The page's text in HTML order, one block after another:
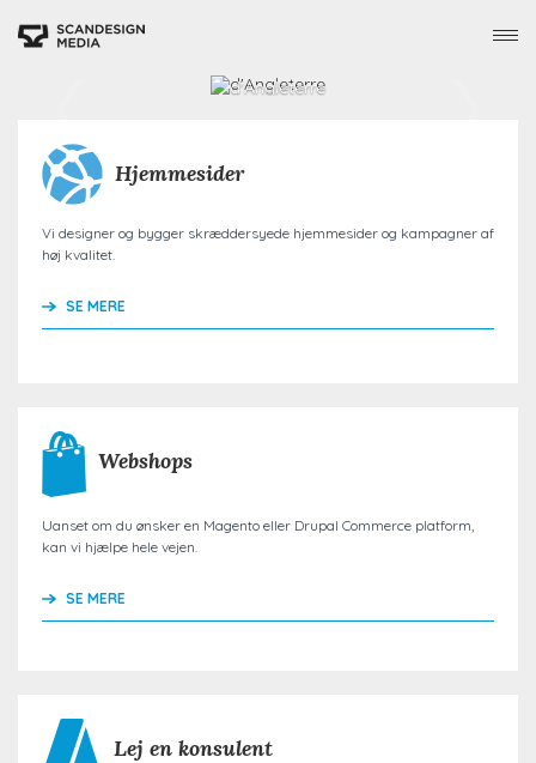
SE CASE
Hjemmesider
Vi designer og bygger skræddersyede hjemmesider og kampagner af
høj kvalitet.
SE MERE
Webshops
Uanset om du ønsker en Magento eller Drupal Commerce platform,
kan vi hjælpe hele vejen.
SE MERE
Lej en konsulent